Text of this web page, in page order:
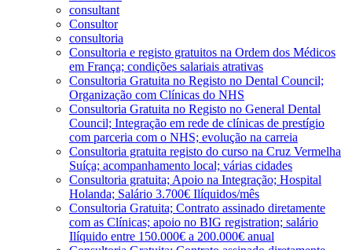
consultant
Consultor
consultoria
Consultoria e registo gratuitos na Ordem dos Médicos
em França; condições salariais atrativas
Consultoria Gratuita no Registo no Dental Council;
Organização com Clínicas do NHS
Consultoria Gratuita no Registo no General Dental
Council; Integração em rede de clínicas de prestígio
com parceria com o NHS; evolução na carreia
Consultoria gratuita registo do curso na Cruz Vermelha
Suíça; acompanhamento local; várias cidades
Consultoria gratuita; Apoio na Integração; Hospital
Holanda; Salário 3.700€ Ilíquidos/mês
Consultoria Gratuita; Contrato assinado diretamente
com as Clínicas; apoio no BIG registration; salário
Ilíquido entre 150.000€ a 200.000€ anual